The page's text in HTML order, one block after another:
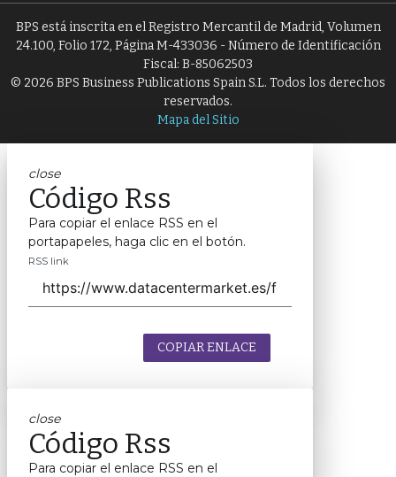
BPS está inscrita en el Registro Mercantil de Madrid, Volumen
24.100, Folio 172, Página M-433036 - Número de Identificación
Fiscal: B-85062503
© 2026 BPS Business Publications Spain S.L. Todos los derechos
reservados.
Mapa del Sitio
close
Código Rss
Para copiar el enlace RSS en el
portapapeles, haga clic en el botón.
RSS link
COPIAR ENLACE
close
Código Rss
Para copiar el enlace RSS en el